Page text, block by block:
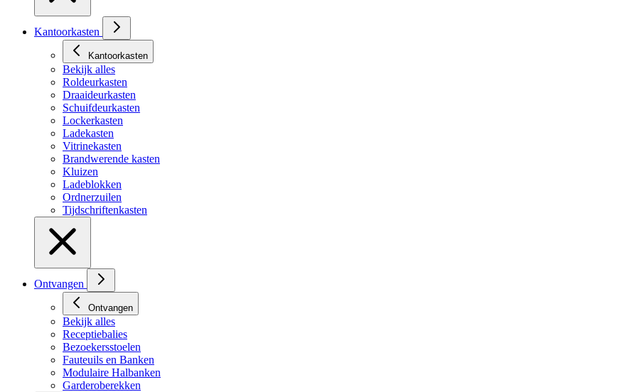
Kantoorkasten
Kantoorkasten
Bekijk alles
Roldeurkasten
Draaideurkasten
Schuifdeurkasten
Lockerkasten
Ladekasten
Vitrinekasten
Brandwerende kasten
Kluizen
Ladeblokken
Ordnerzuilen
Tijdschriftenkasten
Ontvangen
Ontvangen
Bekijk alles
Receptiebalies
Bezoekersstoelen
Fauteuils en Banken
Modulaire Halbanken
Garderoberekken